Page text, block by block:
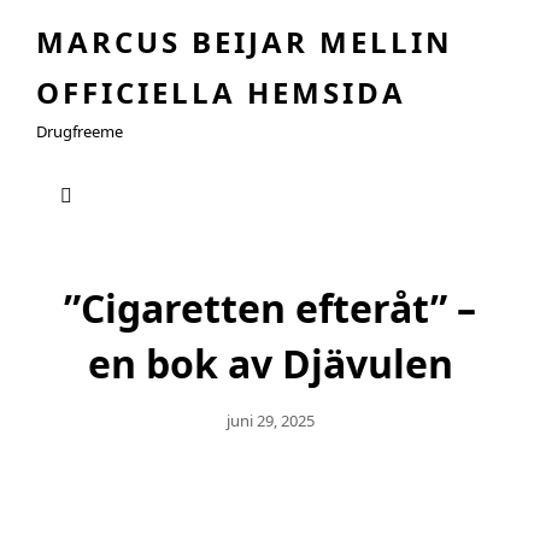
MARCUS BEIJAR MELLIN
OFFICIELLA HEMSIDA
Drugfreeme
”Cigaretten efteråt” –
en bok av Djävulen
Publicerat
Juni 29, 2025